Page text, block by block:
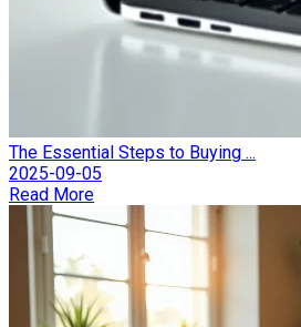
The Essential Steps to Buying ...
2025-09-05
Read More